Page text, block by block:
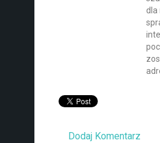
dla
Dodaj Komentarz